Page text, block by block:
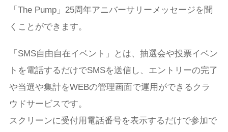
「The Pump」25周年アニバーサリーメッセージを聞
くことができます。
「SMS自由自在イベント」とは、抽選会や投票イベン
トを電話するだけでSMSを送信し、エントリーの完了
や当選や集計をWEBの管理画面で運用ができるクラ
ウドサービスです。
スクリーンに受付用電話番号を表示するだけで参加で